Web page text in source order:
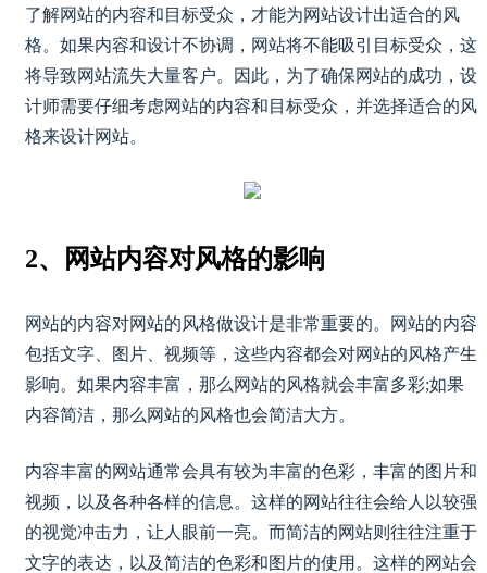
了解网站的内容和目标受众，才能为网站设计出适合的风
格。如果内容和设计不协调，网站将不能吸引目标受众，这
将导致网站流失大量客户。因此，为了确保网站的成功，设
计师需要仔细考虑网站的内容和目标受众，并选择适合的风
格来设计网站。
2、网站内容对风格的影响
网站的内容对网站的风格做设计是非常重要的。网站的内容
包括文字、图片、视频等，这些内容都会对网站的风格产生
影响。如果内容丰富，那么网站的风格就会丰富多彩;如果
内容简洁，那么网站的风格也会简洁大方。
内容丰富的网站通常会具有较为丰富的色彩，丰富的图片和
视频，以及各种各样的信息。这样的网站往往会给人以较强
的视觉冲击力，让人眼前一亮。而简洁的网站则往往注重于
文字的表达，以及简洁的色彩和图片的使用。这样的网站会